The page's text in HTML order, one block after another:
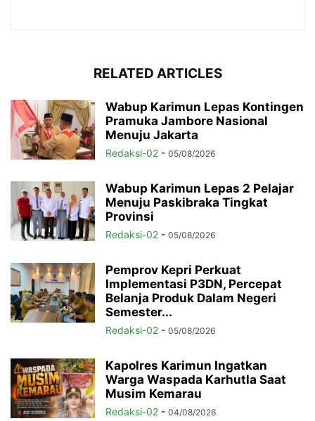
RELATED ARTICLES
Wabup Karimun Lepas Kontingen
Pramuka Jambore Nasional
Menuju Jakarta
Redaksi-02 - 05/08/2026
Wabup Karimun Lepas 2 Pelajar
Menuju Paskibraka Tingkat
Provinsi
Redaksi-02 - 05/08/2026
Pemprov Kepri Perkuat
Implementasi P3DN, Percepat
Belanja Produk Dalam Negeri
Semester...
Redaksi-02 - 05/08/2026
Kapolres Karimun Ingatkan
Warga Waspada Karhutla Saat
Musim Kemarau
Redaksi-02 - 04/08/2026